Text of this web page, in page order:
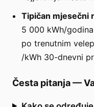
Tipičan mjesečni
5 000 kWh/
po trenutnim
/kWh 30-dnevni
Česta pitanja—